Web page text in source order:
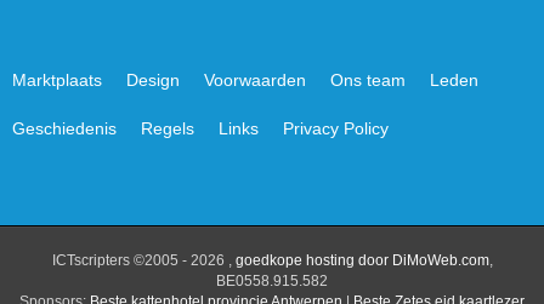
Marktplaats Design Voorwaarden Ons team Leden
Geschiedenis Regels Links Privacy Policy
ICTscripters ©2005 - 2026 , goedkope hosting door DiMoWeb.com,
BE0558.915.582